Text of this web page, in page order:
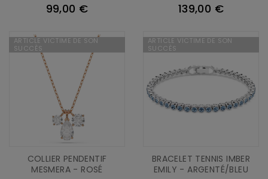
99,00 € 139,00 €
COLLIER PENDENTIF
MESMERA - ROSÉ
ARTICLE VICTIME DE SON
SUCCÈS
BRACELET TENNIS IMBER
EMILY - ARGENTÉ/BLEU
ARTICLE VICTIME DE SON
SUCCÈS